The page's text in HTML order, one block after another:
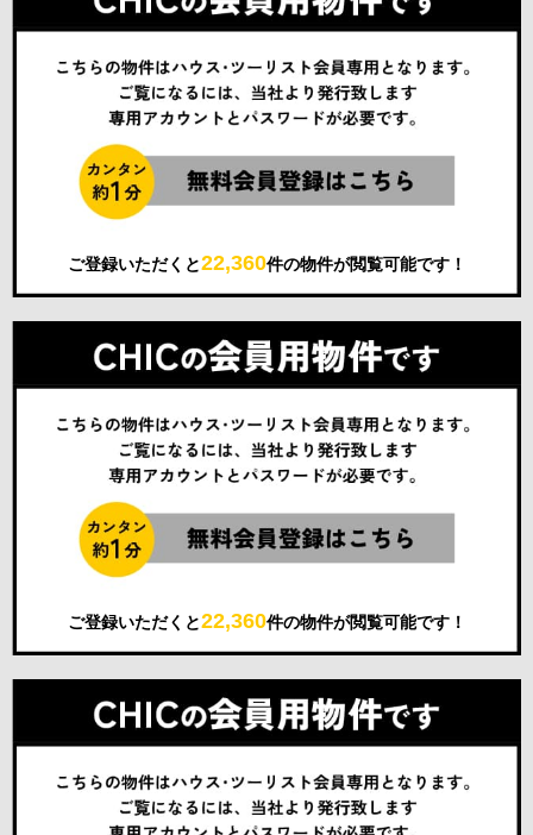
ご登録いただくと22,360件の物件が閲覧可能です！
ご登録いただくと22,360件の物件が閲覧可能です！